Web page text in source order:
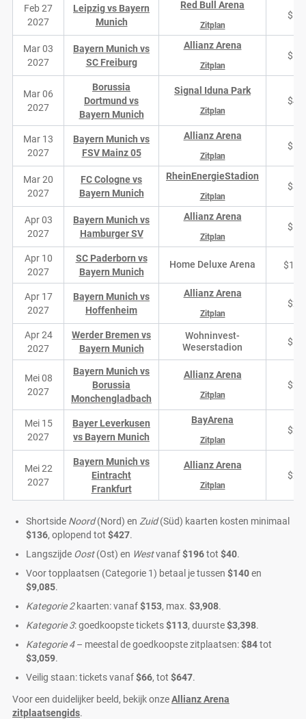
Feb 27
2027
Leipzig vs Bayern
Munich
Red Bull Arena
Zitplan
Mar 03
2027
Bayern Munich vs
SC Freiburg
Allianz Arena
Zitplan
Mar 06
2027
Borussia
Dortmund vs
Bayern Munich
Signal Iduna Park
Zitplan
Mar 13
2027
Bayern Munich vs
FSV Mainz 05
Allianz Arena
Zitplan
Mar 20
2027
FC Cologne vs
Bayern Munich
RheinEnergieStadion
Zitplan
Apr 03
2027
Bayern Munich vs
Hamburger SV
Allianz Arena
Zitplan
Apr 10
2027
SC Paderborn vs
Bayern Munich
Home Deluxe Arena
Apr 17
2027
Bayern Munich vs
Hoffenheim
Allianz Arena
Zitplan
Apr 24
2027
Werder Bremen vs
Bayern Munich
Wohninvest-
Weserstadion
Mei 08
2027
Bayern Munich vs
Borussia
Monchengladbach
Allianz Arena
Zitplan
Mei 15
2027
Bayer Leverkusen
vs Bayern Munich
BayArena
Zitplan
Mei 22
2027
Bayern Munich vs
Eintracht
Frankfurt
Allianz Arena
Zitplan
Shortside Noord(Nord) en Zuid(Süd) kaarten kosten minimaal
$136, oplopend tot $427.
Langszijde Oost(Ost) en Westvanaf$196tot $40.
Voor topplaatsen (Categorie 1) betaal je tussen $140en
$9,085.
Kategorie 2kaarten: vanaf$153, max. $3,908.
Kategorie 3: goedkoopste tickets$113, duurste$3,398.
Kategorie 4– meestal de goedkoopste zitplaatsen:$84tot
$3,059.
Veilig staan: tickets vanaf$66, tot $647.
Voor een duidelijker beeld, bekijk onzeAllianz Arena
zitplaatsengids.